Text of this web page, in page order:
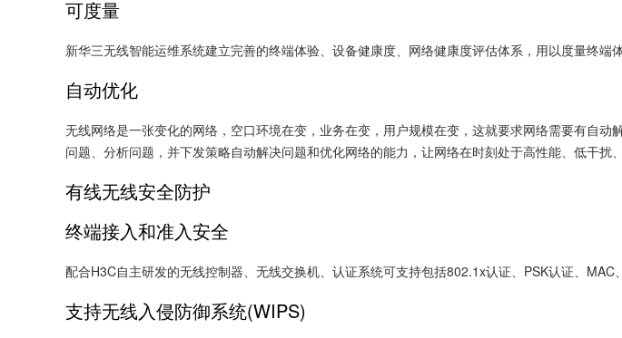
可度量
新华三无线智能运维系统建立完善的终端体验、设备健康度、网络健康度评估体系，用以度量终端
自动优化
无线网络是一张变化的网络，空口环境在变，业务在变，用户规模在变，这就要求网络需要有自
问题、分析问题，并下发策略自动解决问题和优化网络的能力，让网络在时刻处于高性能、低干扰
有线无线安全防护
终端接入和准入安全
配合H3C自主研发的无线控制器、无线交换机、认证系统可支持包括802.1x认证、PSK认证、
支持无线入侵防御系统(WIPS)